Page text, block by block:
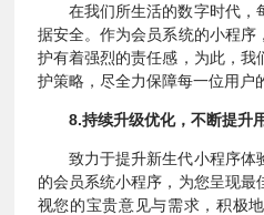
在我们所生活的数字时代，
据安全。作为会员系统的小程序
护有着强烈的责任感，为此，我
护策略，尽全力保障每一位用户
8.持续升级优化，不断提升
致力于提升新生代小程序体
的会员系统小程序，为您呈现
视您的宝贵意见与需求，积极